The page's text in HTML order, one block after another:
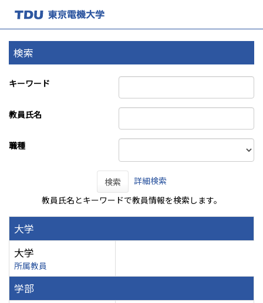
検索
キーワード
教員氏名
職種
検索
詳細検索
教員氏名とキーワードで教員情報を検索します。
大学
大学
所属教員
学部